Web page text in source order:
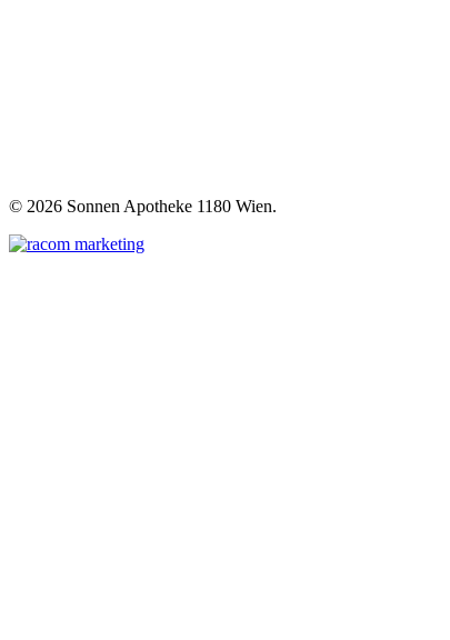
© 2026 Sonnen Apotheke 1180 Wien.